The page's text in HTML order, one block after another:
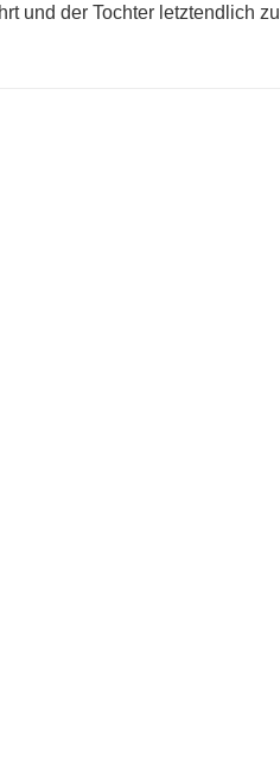
und der Tochter letztendlich zu